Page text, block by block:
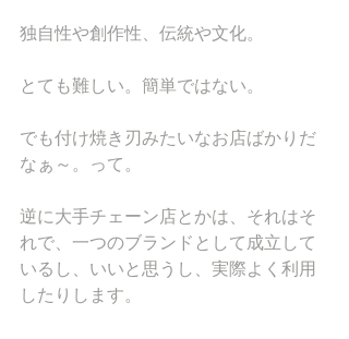
独自性や創作性、伝統や文化。
とても難しい。簡単ではない。
でも付け焼き刃みたいなお店ばかりだ
なぁ～。って。
逆に大手チェーン店とかは、それはそ
れで、一つのブランドとして成立して
いるし、いいと思うし、実際よく利用
したりします。